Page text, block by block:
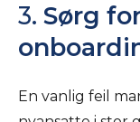
3. Sørg
En vanlig feil